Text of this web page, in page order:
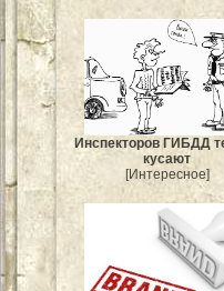
Инспекторов ГИБДД
кусают
[Интересное]